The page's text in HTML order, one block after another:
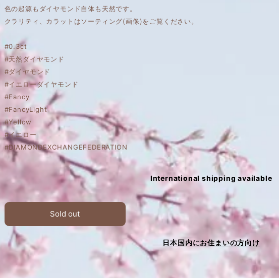
色の起源もダイヤモンド自体も天然です。
クラリティ、カラットはソーティング(画像)をご覧ください。
#0.3ct
#天然ダイヤモンド
#ダイヤモンド
#イエローダイヤモンド
#Fancy
#FancyLight
#Yellow
#イエロー
#DIAMONDEXCHANGEFEDERATION
International shipping available
Sold out
日本国内にお住まいの方向け